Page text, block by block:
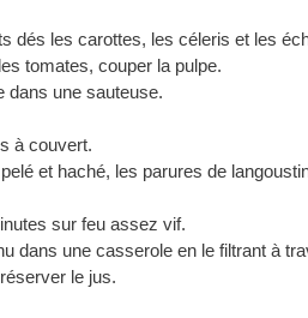
dés les carottes, les céleris et les
tomates, couper la pulpe.
dans une sauteuse.
à couvert.
et haché, les parures de
sur feu assez vif.
dans une casserole en le filtrant à
le jus.